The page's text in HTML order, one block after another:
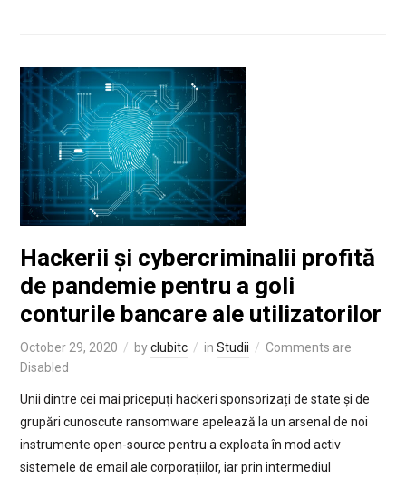
Hackerii și cybercriminalii profită
de pandemie pentru a goli
conturile bancare ale utilizatorilor
October 29, 2020 byclubitc in Studii
Comments are
Disabled
Unii dintre cei mai pricepuți hackeri sponsorizați de state și de
grupări cunoscute ransomware apelează la un arsenal de noi
instrumente open-source pentru a exploata în mod activ
sistemele de email ale corporațiilor, iar prin intermediul